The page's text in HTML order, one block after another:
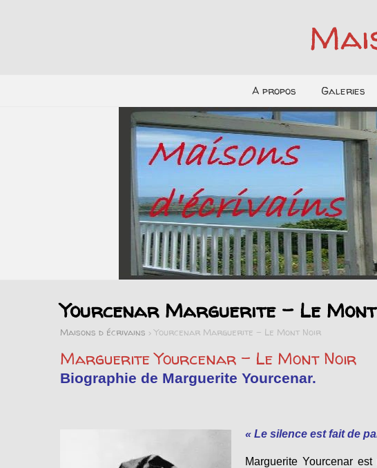
A propos Galeries
Yourcenar Marguerite – Le
Maisons d écrivains >Yourcenar Marguerite - Le Mont Noir
Marguerite Yourcenar – Le Mont Noir
Biographie de Marguerite Yourcenar.
« Le silence est fait de
Marguerite Yourcenar